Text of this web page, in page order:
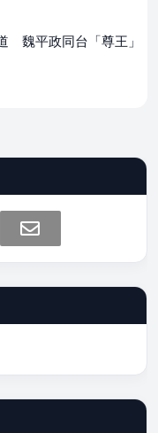
魏平政同台「尊王」